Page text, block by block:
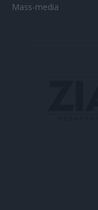
Mass-media